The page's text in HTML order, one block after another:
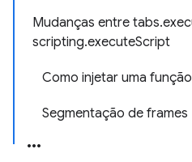
Mudanças entre
scripting.executeScript
Como injetar uma
Segmentação de frames